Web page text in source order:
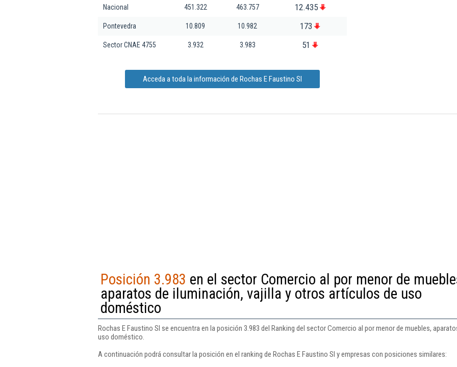
Nacional
451.322 463.757 12.435
Pontevedra 10.809 10.982 173
Sector CNAE 4755 3.932 3.983 51
Acceda a toda la información de Rochas E Faustino Sl
Posición 3.983 en el sector Comercio al por menor de
aparatos de iluminación, vajilla y otros artículos de uso
doméstico
Rochas E Faustino Sl se encuentra en la posición 3.983 del Ranking del sector Comercio al por menor de muebles,
uso doméstico.
A continuación podrá consultar la posición en el ranking de Rochas E Faustino Sl y empresas con posiciones similares: